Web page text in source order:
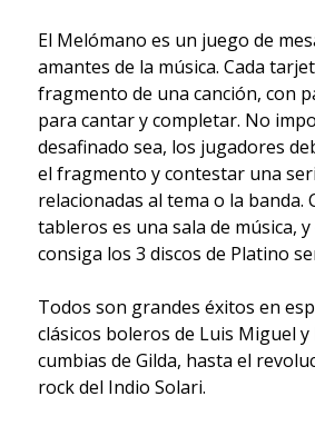
El Melómano es un juego de
amantes de la música. Cada
fragmento de una canción, con
para cantar y completar. No
desafinado sea, los jugadores
el fragmento y contestar una
relacionadas al tema o la banda.
tableros es una sala de música,
consiga los 3 discos de Platino
Todos son grandes éxitos en
clásicos boleros de Luis Miguel
cumbias de Gilda, hasta el
rock del Indio Solari.